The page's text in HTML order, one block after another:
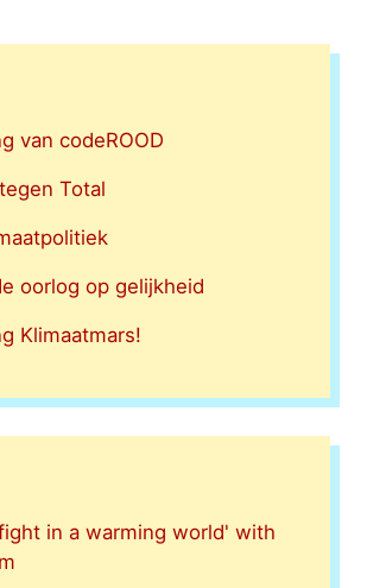
van codeROOD
Total
oorlog op gelijkheid
Klimaatmars!
in a warming world' with